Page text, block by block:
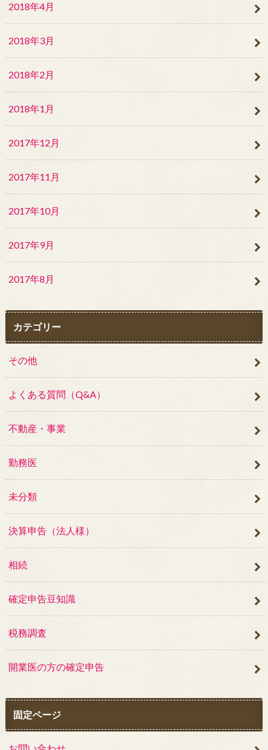
2018年4月
2018年3月
2018年2月
2018年1月
2017年12月
2017年11月
2017年10月
2017年9月
2017年8月
カテゴリー
その他
よくある質問（Q&A）
不動産・事業
勤務医
未分類
決算申告（法人様）
相続
確定申告豆知識
税務調査
開業医の方の確定申告
固定ページ